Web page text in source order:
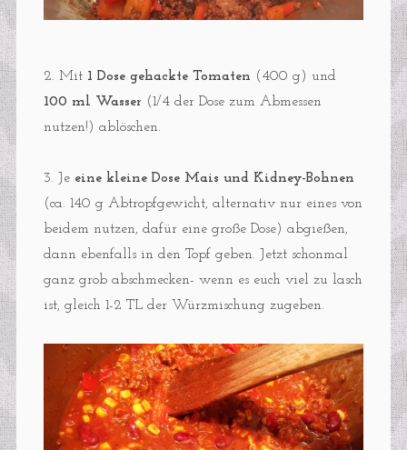
2. Mit 1 Dose gehackte Tomaten (400 g) und
100 ml Wasser(1/4 der Dose zum Abmessen
nutzen!) ablöschen.
3. Je eine kleine Dose Mais und Kidney-Bohnen
(ca. 140 g Abtropfgewicht, alternativ nur eines von
beidem nutzen, dafür eine große Dose) abgießen,
dann ebenfalls in den Topf geben. Jetzt schonmal
ganz grob abschmecken- wenn es euch viel zu lasch
ist, gleich 1-2 TL der Würzmischung zugeben.